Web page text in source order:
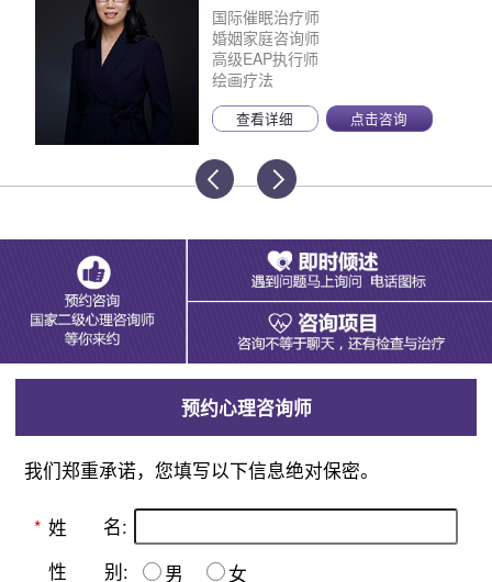
国际催眠治疗师
婚姻家庭咨询师
高级EAP执行师
绘画疗法
查看详细 点击咨询
预约心理咨询师
我们郑重承诺，您填写以下信息绝对保密。
* 姓 名:
性 别: 男
女